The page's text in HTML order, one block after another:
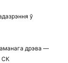
ў
дрэва —
СК